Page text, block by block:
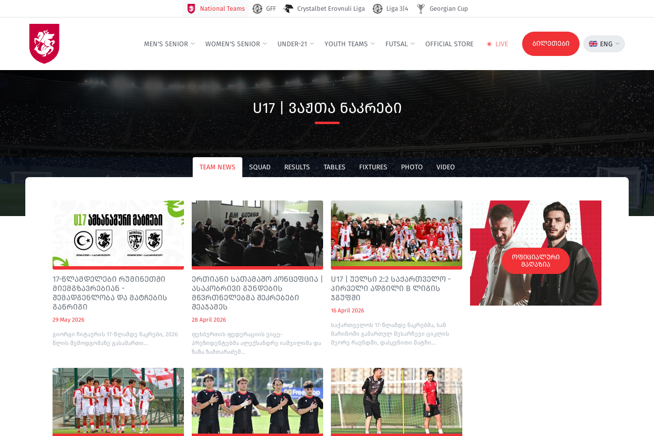
National Teams GFF Crystalbet Erovnuli Liga Liga 3|4 Georgian Cup
MEN'S SENIOR WOMEN'S SENIOR UNDER-21 YOUTH TEAMS FUTSAL OFFICIAL STORE LIVE ბილეთები ENG
U17 | ᲕᲐᲟᲗᲐ ᲜᲐᲙᲠᲔᲑᲘ
TEAM NEWS SQUAD RESULTS TABLES FIXTURES PHOTO VIDEO
17-წლამდელები რუმინეთში
მიემგზავრებიან -
შემადგენლობა და მატჩების
განრიგი
29 May 2026
გიორგი ჩიტაურის 17-წლამდე ნაკრები, 2026
წლის შემოდგომაზე გასამართი...
ერთიანი სათამაშო კონცეფცია |
ასაკობრივი გუნდების
მწვრთნელებმა შეკრებები
შეაჯამეს
28 April 2026
ფეხბურთის ფედერაციის ვიცე-
პრეზიდენტებმა ალექსანდრე იაშვილიმა და
ზაზა ზამთარაძემ...
U17 | უელსი 2:2 საქართველო -
პირველი ადგილი B ლიგის
ჯგუფში
16 April 2026
საქართველოს 17-წლამდე ნაკრებმა, სან
მარინოში გამართულ შესარჩევი ციკლის
მეორე რაუნდში, დასკვნითი მატჩი...
ოფიციალური
მაღაზია